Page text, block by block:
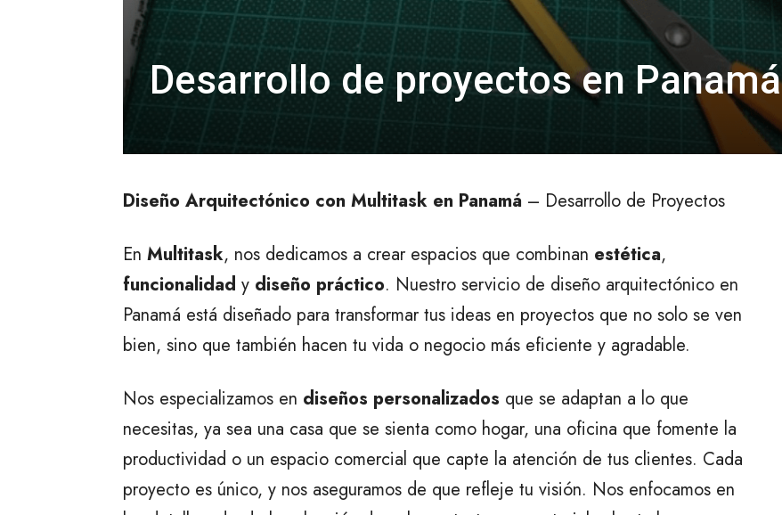
Desarrollo de proyectos en Panamá
Diseño Arquitectónico con Multitask en Panamá – Desarrollo de Proyectos
En Multitask, nos dedicamos a crear espacios que combinan estética,
funcionalidad y diseño práctico. Nuestro servicio de diseño arquitectónico en
Panamá está diseñado para transformar tus ideas en proyectos que no solo se ven
bien, sino que también hacen tu vida o negocio más eficiente y agradable.
Nos especializamos en diseños personalizados que se adaptan a lo que
necesitas, ya sea una casa que se sienta como hogar, una oficina que fomente la
productividad o un espacio comercial que capte la atención de tus clientes. Cada
proyecto es único, y nos aseguramos de que refleje tu visión. Nos enfocamos en